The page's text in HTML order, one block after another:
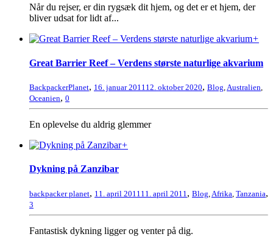
Når du rejser, er din rygsæk dit hjem, og det er et hjem, der
bliver udsat for lidt af...
+
Great Barrier Reef – Verdens største naturlige akvarium
BackpackerPlanet, 16. januar 2011 12. oktober 2020, Blog Australien
Oceanien, 0
En oplevelse du aldrig glemmer
+
Dykning på Zanzibar
backpacker planet, 11. april 2011 11. april 2011 , Blog Afrika Tanzania,
3
Fantastisk dykning ligger og venter på dig.